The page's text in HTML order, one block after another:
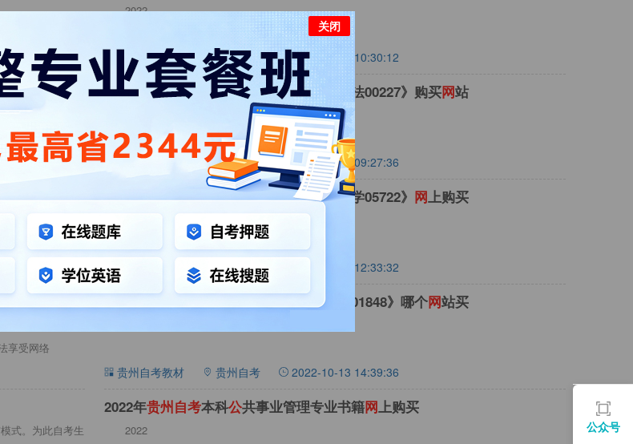
2022
贵州自考教材 贵州自考 2022-06-25 10:30:12
2022年贵 州成人 自 考本科指定教材《 公司法00227》购买网站
贵州自考教材 贵州自考 2022-06-09 09:27:36
2023年贵州成人自考本科教材《公共经济学05722》 网上购买
贵州自考教材 贵州自考 2022-12-28 12:33:32
上查询
己的考籍号即
享受网络
2022年贵州 自考本科新教材《公务员制度01848》哪个网站买
贵州自考教材 贵州自考 2022-10-13 14:39:36
式。为此自考生
2022年贵州自考本科公共事业管理专业书籍网上购买
2022
关闭
公众号